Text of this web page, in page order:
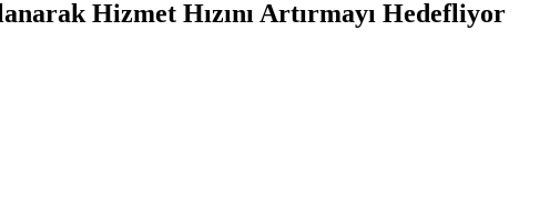
Hizmet Hızını Artırmayı Hedefliyor